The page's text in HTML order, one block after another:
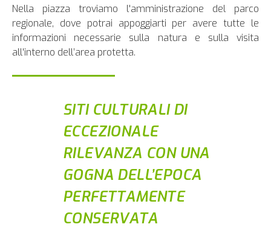
Nella piazza troviamo l'amministrazione del parco
regionale, dove potrai appoggiarti per avere tutte le
informazioni necessarie sulla natura e sulla visita
all'interno dell’area protetta.
SITI CULTURALI DI
ECCEZIONALE
RILEVANZA CON UNA
GOGNA DELL’EPOCA
PERFETTAMENTE
CONSERVATA